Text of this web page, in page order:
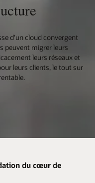
d'un cloud convergent
peuvent migrer leurs
leurs réseaux et
leurs clients, le tout sur
du cœur de